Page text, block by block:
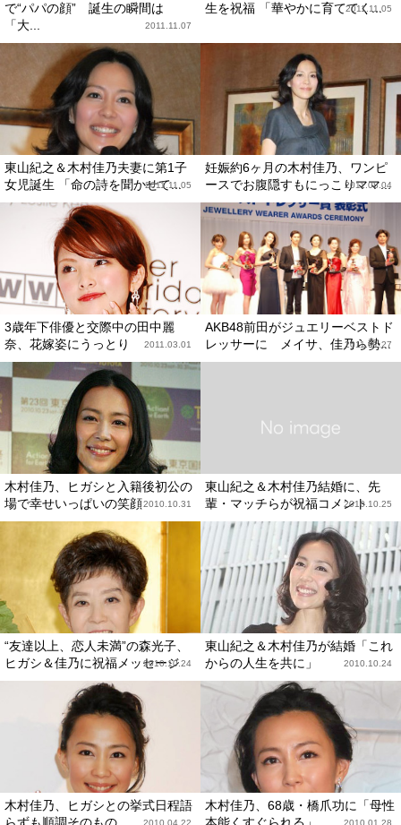
で“パパの顔” 誕生の瞬間は
「大...
2011.11.07
生を祝福 「華やかに育ててく...
2011.11.05
東山紀之＆木村佳乃夫妻に第1子
女児誕生 「命の詩を聞かせて...
2011.11.05
妊娠約6ヶ月の木村佳乃、ワンピ
ースでお腹隠すもにっこりママ...
2011.08.04
3歳年下俳優と交際中の田中麗
奈、花嫁姿にうっとり
2011.03.01
AKB48前田がジュエリーベストド
レッサーに メイサ、佳乃ら勢...
2011.01.27
木村佳乃、ヒガシと入籍後初公の
場で幸せいっぱいの笑顔2010.10.31
東山紀之＆木村佳乃結婚に、先
輩・マッチらが祝福コメント2010.10.25
“友達以上、恋人未満”の森光子、
ヒガシ＆佳乃に祝福メッセージ
2010.10.24
東山紀之＆木村佳乃が結婚「これ
からの人生を共に」
2010.10.24
木村佳乃、ヒガシとの挙式日程語
2010.04.22
木村佳乃、68歳・橋爪功に「母性
2010.01.28